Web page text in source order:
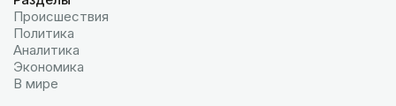
Происшествия
Политика
Аналитика
Экономика
В мире